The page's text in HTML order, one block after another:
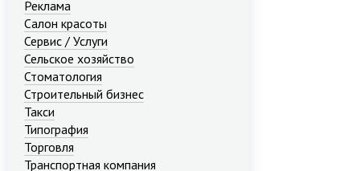
Реклама
Салон красоты
Сервис / Услуги
Сельское хозяйство
Стоматология
Строительный бизнес
Такси
Типография
Торговля
Транспортная компания